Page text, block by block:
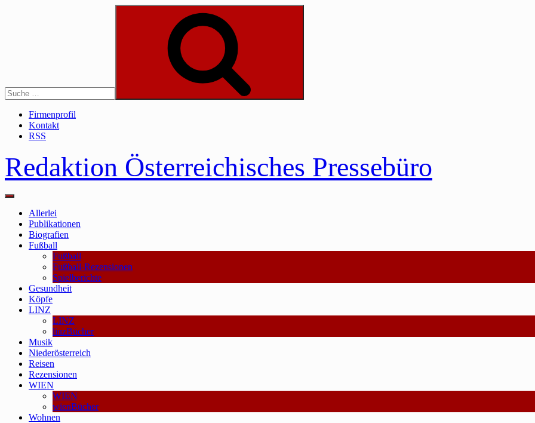
Suche
Firmenprofil
Kontakt
RSS
Redaktion Österreichisches Pressebüro
Main
Allerlei
Publikationen
Biografien
Fußball
Fußball
Fußball-Rezensionen
Spielberichte
Gesundheit
Köpfe
LINZ
LINZ
linzBücher
Musik
Niederösterreich
Reisen
Rezensionen
WIEN
WIEN
wienBücher
Wohnen